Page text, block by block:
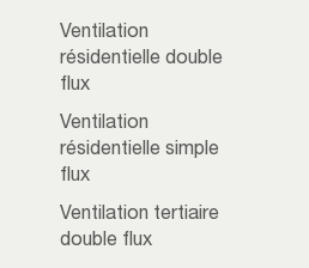
Ventilation
résidentielle double
flux
Ventilation
résidentielle simple
flux
Ventilation tertiaire
double flux